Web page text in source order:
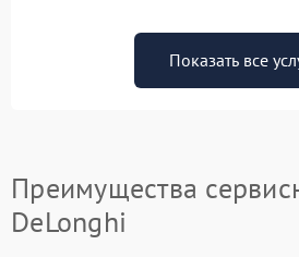
Показать все
Преимущества
DeLonghi